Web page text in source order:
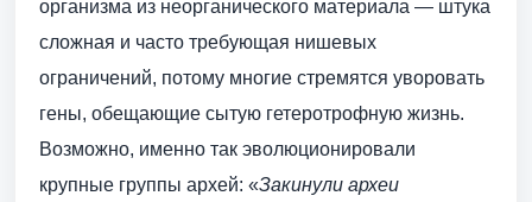
организма из неорганического материала — штука
сложная и часто требующая нишевых
ограничений, потому многие стремятся уворовать
гены, обещающие сытую гетеротрофную жизнь.
Возможно, именно так эволюционировали
крупные группы архей: «Закинули археи